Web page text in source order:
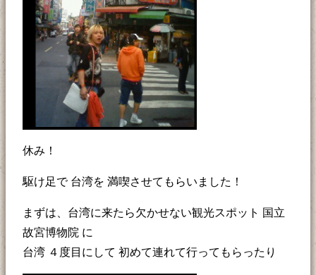
休み！
駆け足で 台湾を 満喫させてもらいました！
まずは、台湾に来たら欠かせない観光スポット 国立
故宮博物院 に
台湾 ４度目にして 初めて連れて行ってもらったり